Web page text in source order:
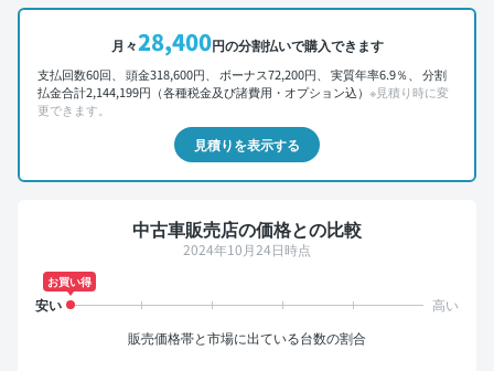
月々28,400円の分割払いで購入できます
支払回数60回、 頭金318,600円、 ボーナス72,200円、 実質年率6.9％、 分割
払金合計2,144,199円（各種税金及び諸費用・オプション込） ※見積り時に変
更できます。
見積りを表示する
中古車販売店の価格との比較
2024年10月24日時点
お買い得
販売価格帯と市場に出ている台数の割合